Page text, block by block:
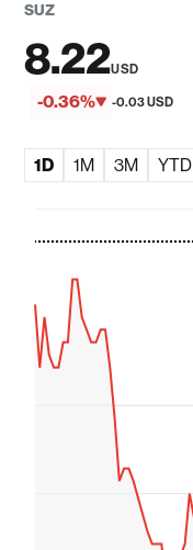
SUZ
8.22USD
-0.36% -0.03 USD
1D 1M 3M YTD